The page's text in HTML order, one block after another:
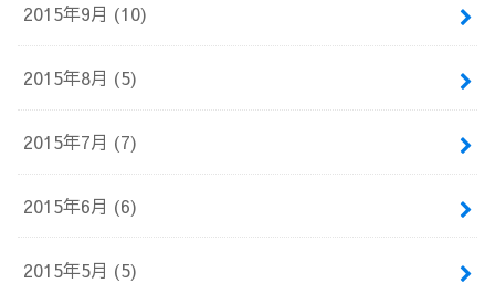
2015年9月 (10)
2015年8月 (5)
2015年7月 (7)
2015年6月 (6)
2015年5月 (5)